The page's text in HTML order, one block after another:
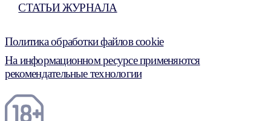
СТАТЬИ ЖУРНАЛА
Политика обработки файлов cookie
На информационном ресурсе применяются
рекомендательные технологии